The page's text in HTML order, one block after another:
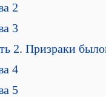
2
3
2. Призраки
4
5